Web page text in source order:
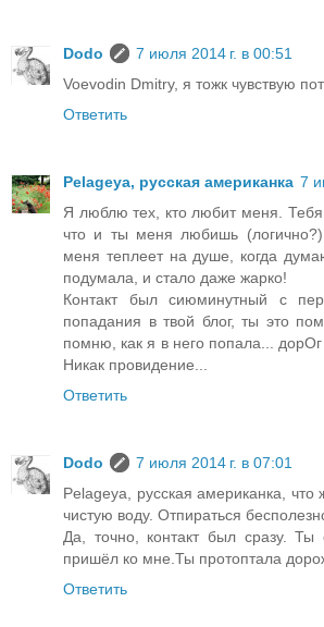
Dodo
7 июля 2014 г. в 00:51
Voevodin Dmitry, я тожк чувствую
Ответить
Pelageya, русская американка 7
Я люблю тех, кто любит меня.
что и ты меня любишь
меня теплеет на душе, когда
подумала, и стало даже жарко!
Контакт был сиюминутный с
попадания в твой блог, ты это
помню, как я в него попала...
Никак провидение...
Ответить
Dodo
7 июля 2014 г. в 07:01
Pelageya, русская американка,
чистую воду. Отпираться
Да, точно, контакт был сразу. Ты
пришёл ко мне.Ты протоптала
Ответить